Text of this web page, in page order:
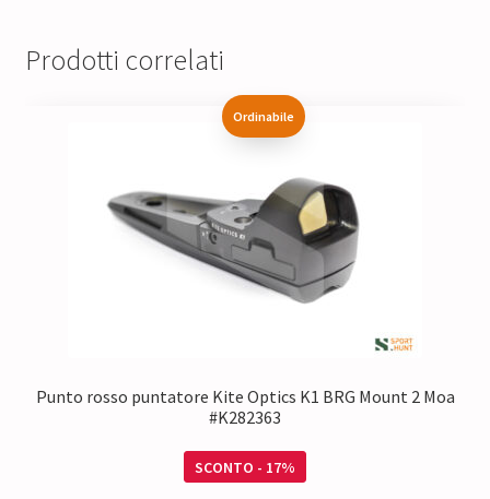
Prodotti correlati
Ordinabile
Punto rosso puntatore Kite Optics K1 BRG Mount 2 Moa
#K282363
SCONTO - 17%